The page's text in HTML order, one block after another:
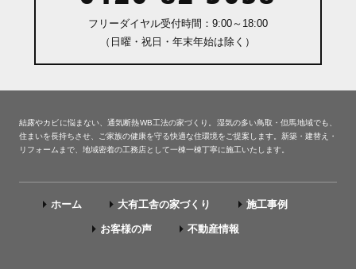
フリーダイヤル受付時間：9:00～18:00
（日曜・祝日・年末年始は除く）
結露やカビに悩まない、通気断熱WB工法の家づくり。湿気の多い鳥取・但馬地域でも、
住まいを長持ちさせ、ご家族の健康を守る快適な住環境をご提案します。新築・建替え・
リフォームまで、地域密着の工務店として一棟一棟丁寧に施工いたします。
ホーム 大有工舎の家づくり 施工事例
お客様の声 不動産情報